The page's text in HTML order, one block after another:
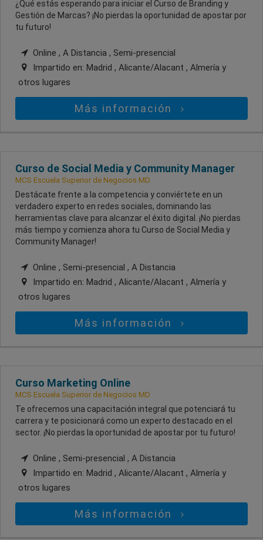
¿Qué estás esperando para iniciar el Curso de Branding y
Gestión de Marcas? ¡No pierdas la oportunidad de apostar por
tu futuro!
Online , A Distancia , Semi-presencial
Impartido en: Madrid , Alicante/Alacant , Almería y
otros lugares
Más información
Curso de Social Media y Community Manager
MCS Escuela Superior de Negocios MD
Destácate frente a la competencia y conviértete en un
verdadero experto en redes sociales, dominando las
herramientas clave para alcanzar el éxito digital. ¡No pierdas
más tiempo y comienza ahora tu Curso de Social Media y
Community Manager!
Online , Semi-presencial , A Distancia
Impartido en: Madrid , Alicante/Alacant , Almería y
otros lugares
Más información
Curso Marketing Online
MCS Escuela Superior de Negocios MD
Te ofrecemos una capacitación integral que potenciará tu
carrera y te posicionará como un experto destacado en el
sector. ¡No pierdas la oportunidad de apostar por tu futuro!
Online , Semi-presencial , A Distancia
Impartido en: Madrid , Alicante/Alacant , Almería y
otros lugares
Más información